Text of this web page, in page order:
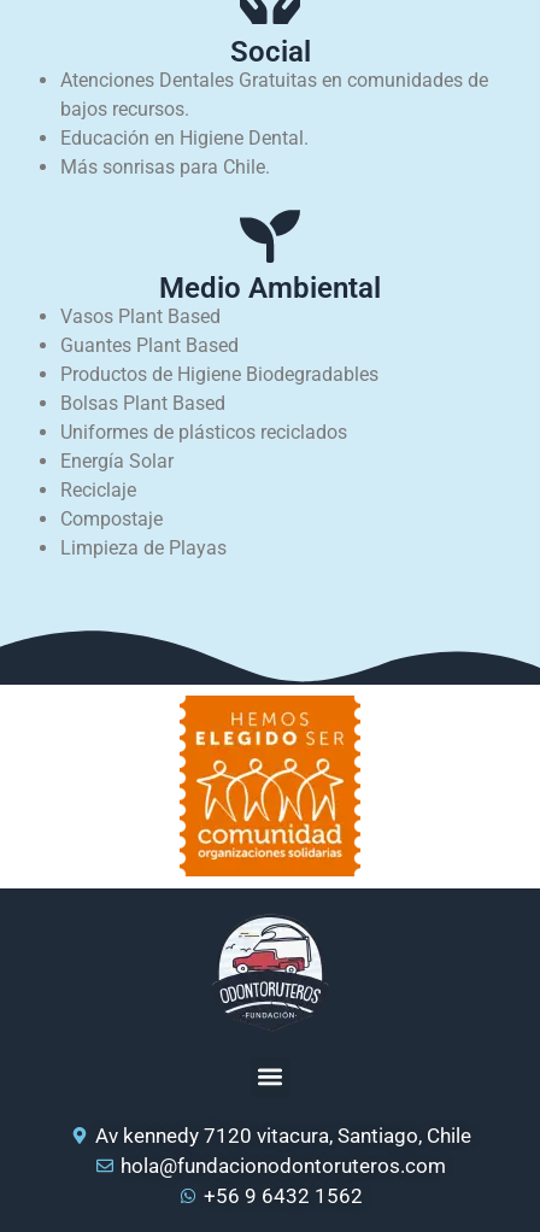
Social
Atenciones Dentales Gratuitas en comunidades de
bajos recursos.
Educación en Higiene Dental.
Más sonrisas para Chile.
Medio Ambiental
Vasos Plant Based
Guantes Plant Based
Productos de Higiene Biodegradables
Bolsas Plant Based
Uniformes de plásticos reciclados
Energía Solar
Reciclaje
Compostaje
Limpieza de Playas
Av kennedy 7120 vitacura, Santiago, Chile
hola@fundacionodontoruteros.com
+56 9 6432 1562